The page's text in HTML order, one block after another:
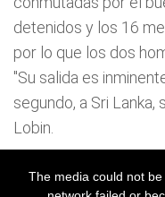
detenidos y los 16
por lo que los dos
"Su salida es
segundo, a Sri
Lobin.